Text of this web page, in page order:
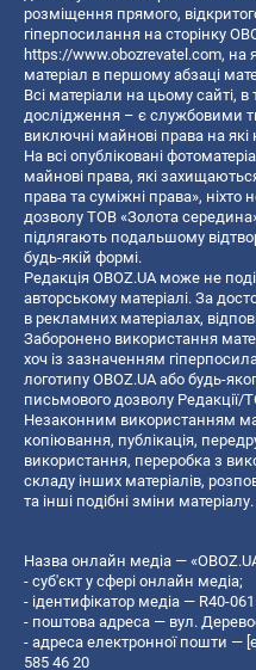
розміщення прямого,
гіперпосилання на сторінку
https://www.obozrevatel.com, на
матеріал в першому абзаці
Всі матеріали на цьому сайті, в
дослідження – є службовими
виключні майнові права на
На всі опубліковані
майнові права, які
права та суміжні права»,
дозволу ТОВ «Золота
підлягають подальшому
будь-якій формі.
Редакція OBOZ.UA може не
авторському матеріалі. За
в рекламних матеріалах,
Заборонено використання
хоч із зазначенням
логотипу OBOZ.UA або будь-
письмового дозволу Редакції/
Незаконним використанням
копiювання, публiкацiя,
використання, переробка з
складу інших матеріалів,
та інші подібні зміни матеріалу.
Назва онлайн медіа —
- суб'єкт у сфері онлайн медіа;
- ідентифікатор медіа — R40-
- поштова адреса — вул.
- адреса електронної пошти —
585 46 20